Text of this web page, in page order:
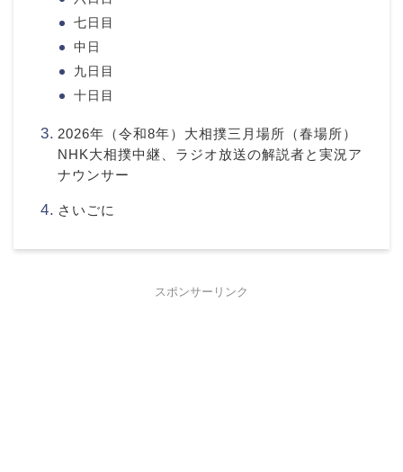
七日目
中日
九日目
十日目
2026年（令和8年）大相撲三月場所（春場所）
NHK大相撲中継、ラジオ放送の解説者と実況ア
ナウンサー
さいごに
スポンサーリンク